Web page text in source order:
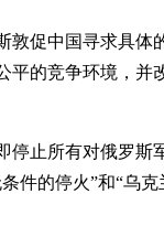
敦促中国寻求具体
平的竞争环境，并
停止所有对俄罗斯
件的停火”和“乌